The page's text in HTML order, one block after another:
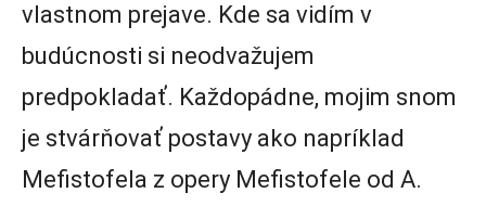
vlastnom prejave. Kde sa vidím v
budúcnosti si neodvažujem
predpokladať. Každopádne, mojim snom
je stvárňovať postavy ako napríklad
Mefistofela z opery Mefistofele od A.